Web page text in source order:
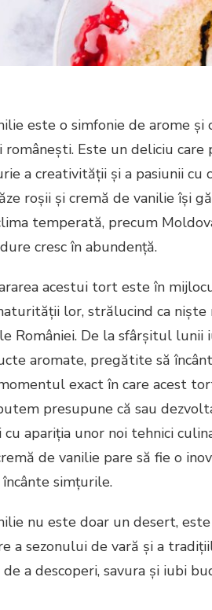
este o simfonie de arome și
Este un deliciu care
a creativității și a pasiunii cu
roșii și cremă de vanilie își
temperată, precum
cresc în abundență.
acestui tort este în
lor, strălucind ca
României. De la sfârșitul lunii
aromate, pregătite să
exact în care acest
presupune că sau
apariția unor noi tehnici
de vanilie pare să fie o
simțurile.
nu este doar un desert,
a sezonului de vară și a
a descoperi, savura și iubi